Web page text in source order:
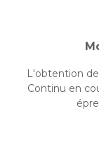
L'obtention
Continu en